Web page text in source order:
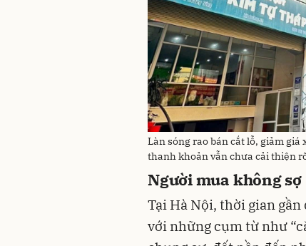
Làn sóng rao bán cắt lỗ, giảm
thanh khoản vẫn chưa cải thiện
Người mua không sợ
Tại Hà Nội, thời gian
với những cụm từ như